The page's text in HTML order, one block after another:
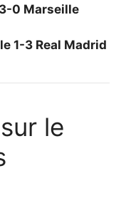
0 Marseille
1-3 Real Madrid
le